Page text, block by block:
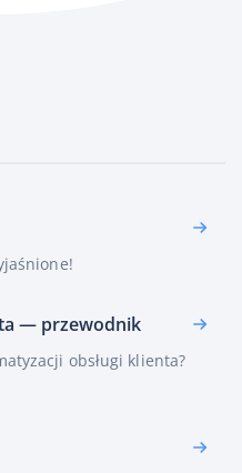
— przewodnik
obsługi klienta?